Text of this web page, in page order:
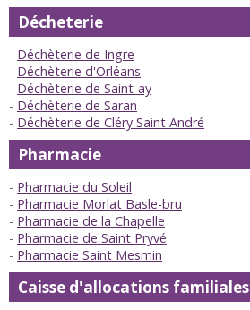
Décheterie
Déchèterie de Ingre
Déchèterie d'Orléans
Déchèterie de Saint-ay
Déchèterie de Saran
Déchèterie de Cléry Saint André
Pharmacie
Pharmacie du Soleil
Pharmacie Morlat Basle-bru
Pharmacie de la Chapelle
Pharmacie de Saint Pryvé
Pharmacie Saint Mesmin
Caisse d'allocations familiales